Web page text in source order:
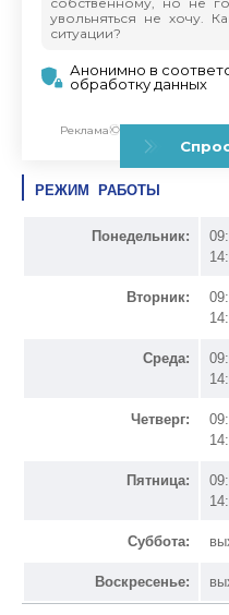
РЕЖИМ РАБОТЫ
Понедельник:
Вторник:
Среда:
Четверг:
Пятница:
Суббота:
Воскресенье: